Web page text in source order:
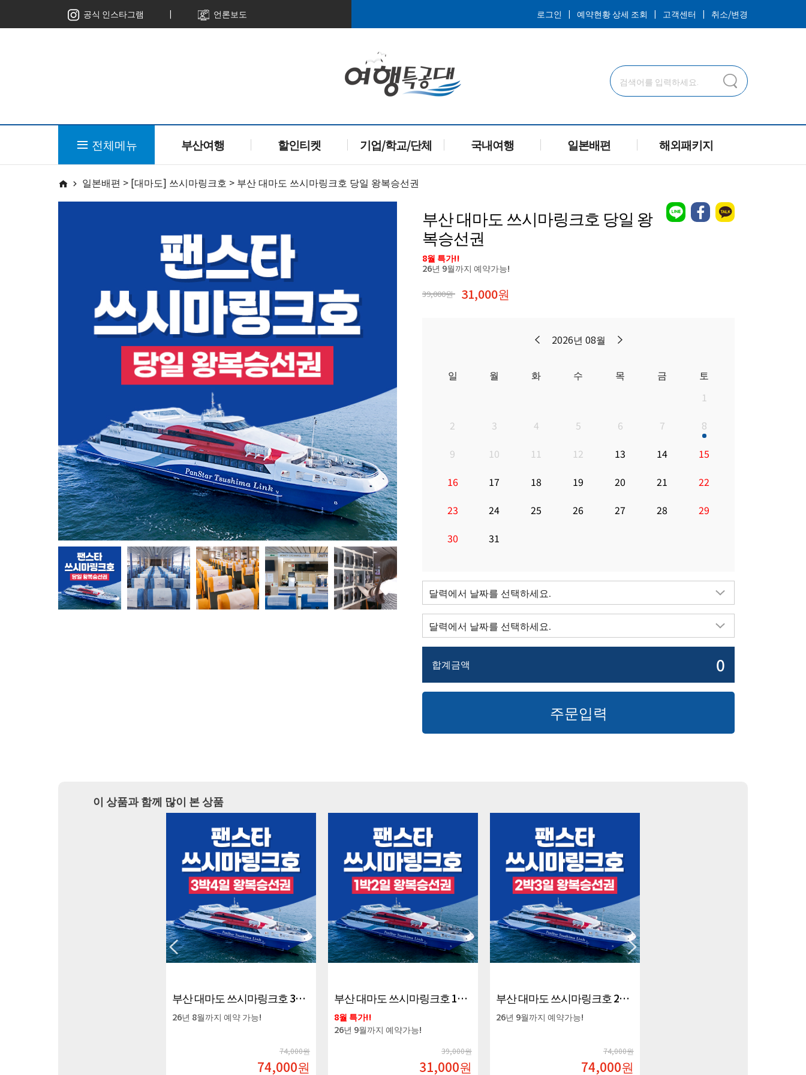
공식 인스타그램 ㅣ 언론보도 로그인 ㅣ 예약현황 상세 조회 ㅣ 고객센터 ㅣ 취소/변경
전체메뉴 부산여행 할인티켓 기업/학교/단체 국내여행 일본배편 해외패키지
일본배편 > [대마도] 쓰시마링크호 > 부산 대마도 쓰시마링크호 당일 왕복승선권
부산 대마도 쓰시마링크호 당일 왕
복승선권
8월 특가!!
26년 9월까지 예약가능!
39,000원 31,000원
2026년 08월
일 월 화 수 목 금
토
1
2
3 4 5 6 7
8
9
10 11 12 13 14
15
16
17 18 19 20 21
22
23
24 25 26 27 28
29
30
31
합계금액 0
주문입력
이 상품과 함께 많이 본 상품
부산 대마도 쓰시마링크호 1박2일 왕복승선권
8월 특가!!
39,000원
31,000원
부산 대마도 쓰시마링크호 2박3일 왕복승선권
26년 9월까지 예약가능!
74,000원
74,000원
부산 대마도 쓰시마링크호 3박4일 왕복승선권
26년 8월까지 예약 가능!
74,000원
74,000원